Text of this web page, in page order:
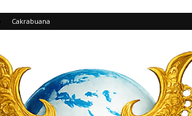
Cakrabuana